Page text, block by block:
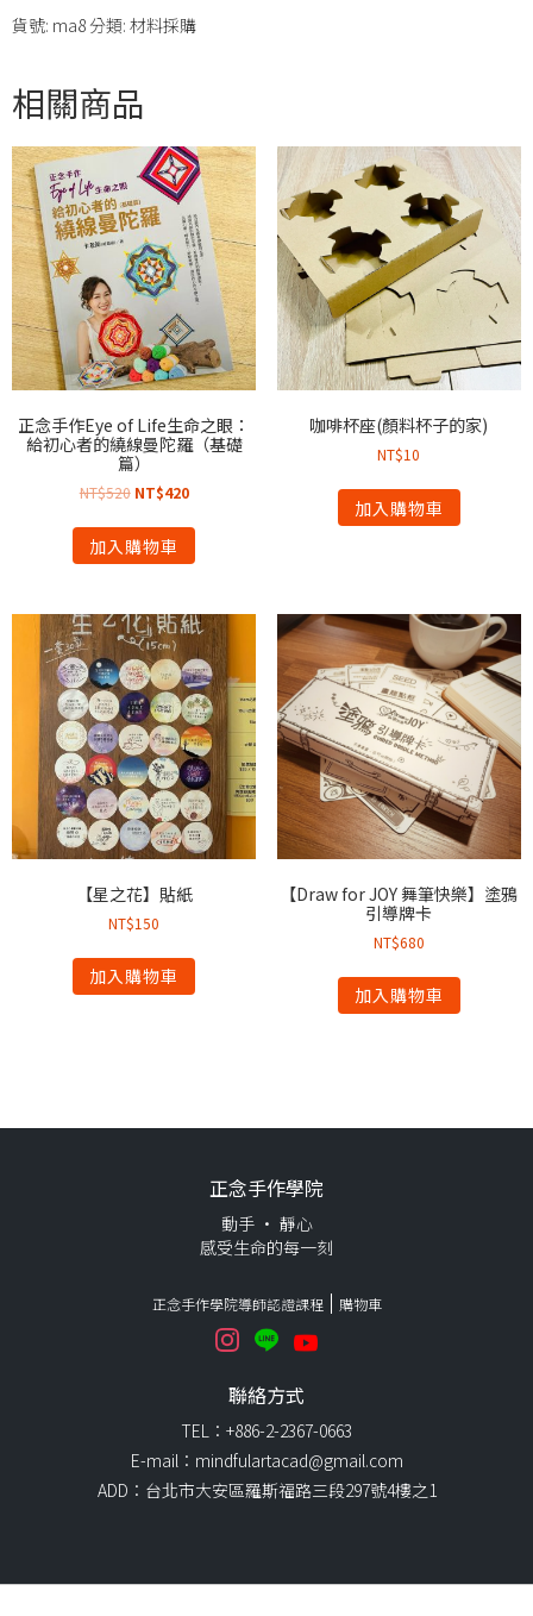
貨號: ma8分類: 材料採購
相關商品
正念手作Eye of Life生命之眼：
給初心者的繞線曼陀羅（基礎
篇）
NT$520 NT$420
加入購物車
咖啡杯座(顏料杯子的家)
NT$10
加入購物車
【星之花】貼紙
NT$150
加入購物車
【Draw for JOY 舞筆快樂】塗鴉
引導牌卡
NT$680
加入購物車
正念手作學院
動手 · 靜心
感受生命的每一刻
正念手作學院導師認證課程 購物車
聯絡方式
TEL：+886-2-2367-0663
E-mail：mindfulartacad@gmail.com
ADD：台北市大安區羅斯福路三段297號4樓之1